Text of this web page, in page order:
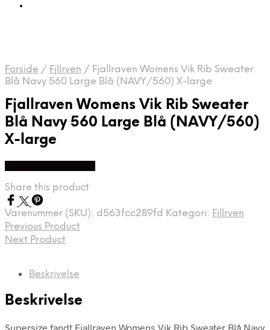
Forside / Fjllrven / Fjallraven Womens Vik Rib Sweater
Blå Navy 560 Large Blå (NAVY/560) X-large
Fjallraven Womens Vik Rib Sweater
Blå Navy 560 Large Blå (NAVY/560)
X-large
Share this product
Varenummer (SKU): d563fcc289fd Kategori: Fjllrven
Previous Product
Next Product
Beskrivelse
Beskrivelse
Supersize fandt Fjallraven Womens Vik Rib Sweater Blå Navy